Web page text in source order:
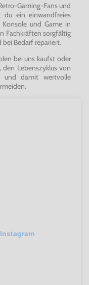
Gaming-Fans und
du ein einwandfreies
Konsole und Game in
Fachkräften sorgfältig
Bedarf repariert.
bei uns kaufst oder
Lebenszyklus von
und damit wertvolle